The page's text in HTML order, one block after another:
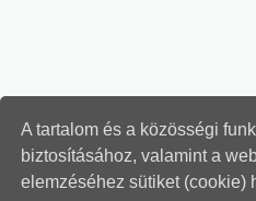
A tartalom és a közösségi
biztosításához, valamint a
elemzéséhez sütiket (cookie)